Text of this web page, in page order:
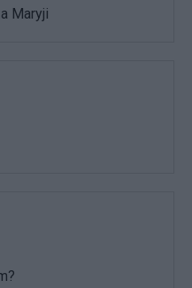
Maryji